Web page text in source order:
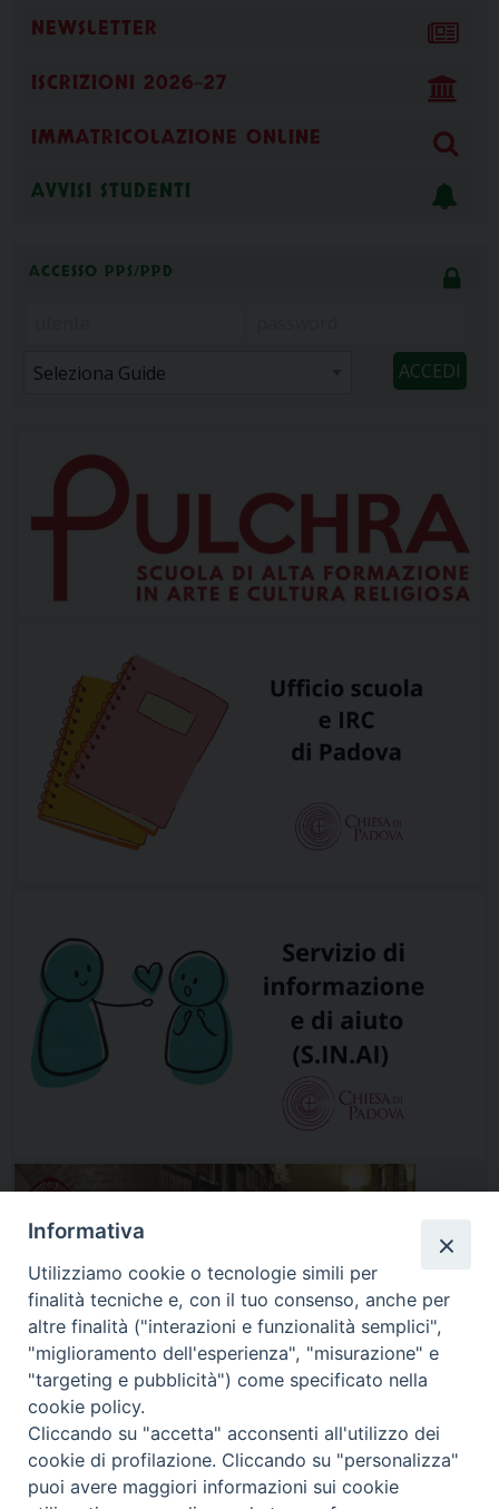
NEWSLETTER
ISCRIZIONI 2026-27
IMMATRICOLAZIONE ONLINE
AVVISI STUDENTI
ACCESSO PPS/PPD
Informativa
Utilizziamo cookie o tecnologie simili per
finalità tecniche e, con il tuo consenso, anche per
altre finalità ("interazioni e funzionalità semplici",
"miglioramento dell'esperienza", "misurazione" e
"targeting e pubblicità") come specificato nella
cookie policy.
Cliccando su "accetta" acconsenti all'utilizzo dei
cookie di profilazione. Cliccando su "personalizza"
puoi avere maggiori informazioni sui cookie